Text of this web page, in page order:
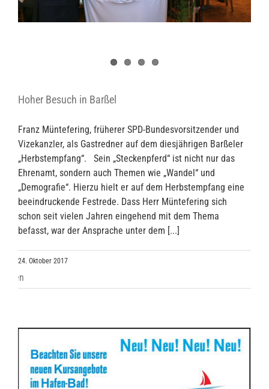
Hoher Besuch in Barßel
Franz Müntefering, früherer SPD-Bundesvorsitzender und
Vizekanzler, als Gastredner auf dem diesjährigen Barßeler
„Herbstempfang“. Sein „Steckenpferd“ ist nicht nur das
Ehrenamt, sondern auch Themen wie „Wandel“ und
„Demografie“. Hierzu hielt er auf dem Herbstempfang eine
beeindruckende Festrede. Dass Herr Müntefering sich
schon seit vielen Jahren eingehend mit dem Thema
befasst, war der Ansprache unter dem [...]
24. Oktober 2017